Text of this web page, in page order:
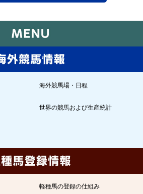
海外競馬場・日程
世界の競馬および生産統計
軽種馬の登録の仕組み